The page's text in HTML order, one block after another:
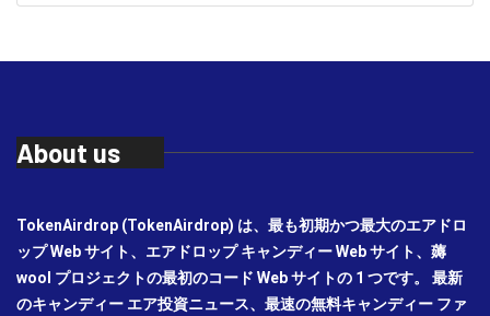
About us
TokenAirdrop (TokenAirdrop) は、最も初期かつ最大のエアドロ
ップ Web サイト、エアドロップ キャンディー Web サイト、薅
wool プロジェクトの最初のコード Web サイトの 1 つです。 最新
のキャンディー エア投資ニュース、最速の無料キャンディー ファ